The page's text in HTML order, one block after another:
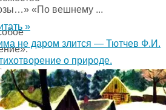
«По вешнему ...
»
не даром злится — Тютчев Ф.И.
о природе.